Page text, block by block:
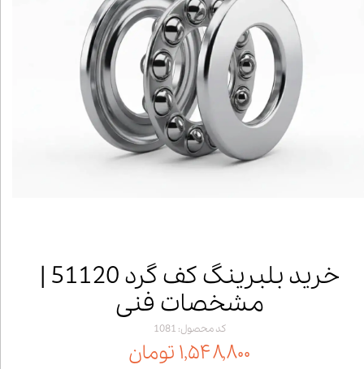
خرید بلبرینگ کف گرد 51120 |
مشخصات فنی
کد محصول: 1081
۱,۵۴۸,۸۰۰ تومان